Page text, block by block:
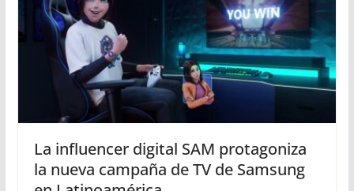
La influencer digital SAM protagoniza
la nueva campaña de TV de Samsung